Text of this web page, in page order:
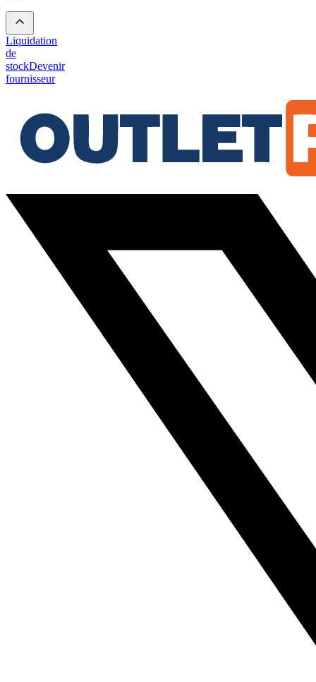
Liquidation
de
stockDevenir
fournisseur